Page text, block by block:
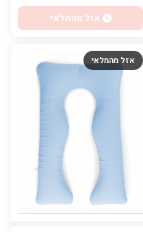
אזל מהמלאי
אזל מהמלאי